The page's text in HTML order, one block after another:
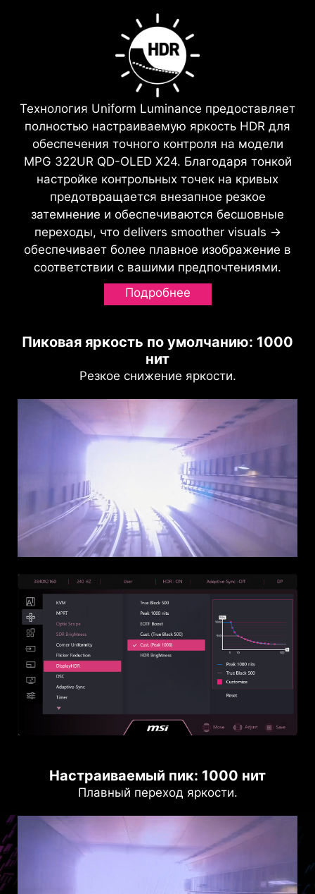
Технология Uniform Luminance предоставляет
полностью настраиваемую яркость HDR для
обеспечения точного контроля на модели
MPG 322UR QD-OLED X24. Благодаря тонкой
настройке контрольных точек на кривых
предотвращается внезапное резкое
затемнение и обеспечиваются бесшовные
переходы, что delivers smoother visuals →
обеспечивает более плавное изображение в
соответствии с вашими предпочтениями.
Подробнее
Пиковая яркость по умолчанию: 1000
нит
Резкое снижение яркости.
Настраиваемый пик: 1000 нит
Плавный переход яркости.